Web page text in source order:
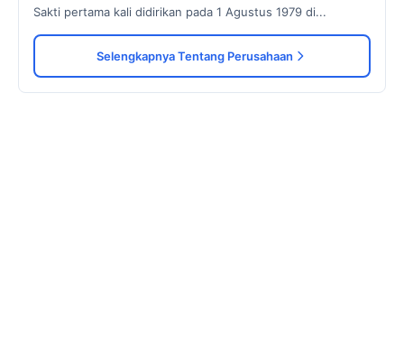
Sakti pertama kali didirikan pada 1 Agustus 1979 di...
Selengkapnya Tentang Perusahaan